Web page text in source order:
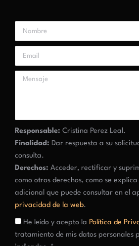
Responsable: Cristina Perez Leal.
Finalidad: Dar respuesta a su
consulta.
Derechos: Acceder, rectificar y
como otros derechos, como se
adicional que puede consultar en el
privacidad de la web.
He leído y acepto la Política de
tratamiento de mis datos personales